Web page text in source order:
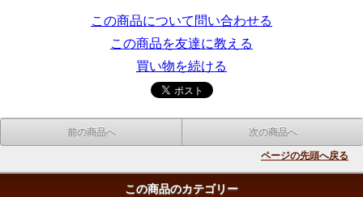
この商品について問い合わせる
この商品を友達に教える
買い物を続ける
前の商品へ 次の商品へ
ページの先頭へ戻る
この商品のカテゴリー